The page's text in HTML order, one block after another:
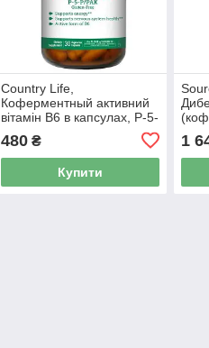
Country Life,
Коферментный активний
вітамін B6 в капсулах, P-5-
480₴
Купити
1